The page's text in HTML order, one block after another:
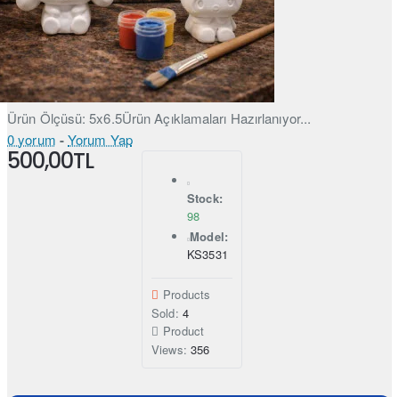
Ürün Ölçüsü: 5x6.5Ürün Açıklamaları Hazırlanıyor...
0 yorum -Yorum Yap
500,00TL
Stock:
98
Model:
KS3531
Products
Sold: 4
Product
Views: 356